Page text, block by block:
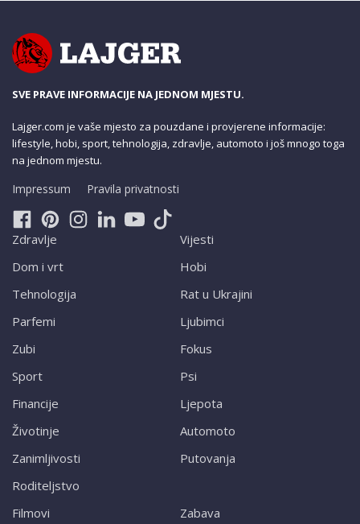
SVE PRAVE INFORMACIJE NA JEDNOM MJESTU.
Lajger.com je vaše mjesto za pouzdane i provjerene informacije:
lifestyle, hobi, sport, tehnologija, zdravlje, automoto i još mnogo toga
na jednom mjestu.
Impressum Pravila privatnosti
Zdravlje
Dom i vrt
Tehnologija
Parfemi
Zubi
Sport
Financije
Životinje
Zanimljivosti
Roditeljstvo
Vijesti
Hobi
Rat u Ukrajini
Ljubimci
Fokus
Psi
Ljepota
Automoto
Putovanja
Filmovi Zabava